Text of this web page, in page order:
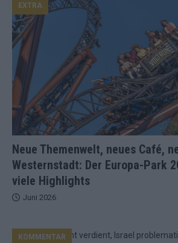
Neue Themenwelt, neues Café,
Westernstadt: Der Europa-Park
viele Highlights
EXTRA
Juni 2026
KOMMENTAR